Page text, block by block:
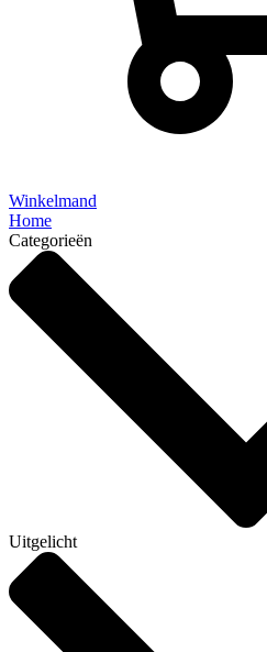
Winkelmand
Home
Categorieën
Uitgelicht